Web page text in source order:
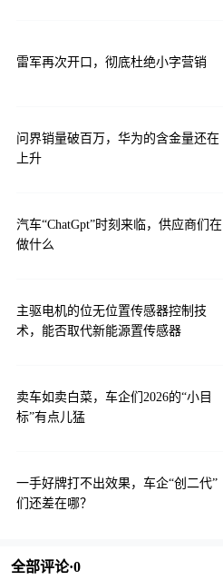
雷军再次开口，彻底杜绝小字营销
问界销量破百万，华为的含金量还在
上升
汽车“ChatGpt”时刻来临，供应商们在
做什么
主驱电机的位无位置传感器控制技
术，能否取代新能源置传感器
卖车如卖白菜，车企们2026的“小目
标”有点儿猛
一手好牌打不出效果，车企“创二代”
们还差在哪？
全部评论·0